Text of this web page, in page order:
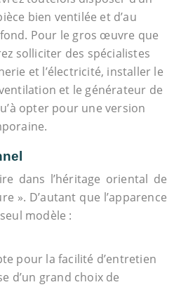
bien ventilée et d’au
Pour le gros œuvre que
solliciter des spécialistes
et l’électricité, installer le
et le générateur de
opter pour une version
dans l’héritage oriental de
». D’autant que l’apparence
modèle :
pour la facilité d’entretien
d’un grand choix de